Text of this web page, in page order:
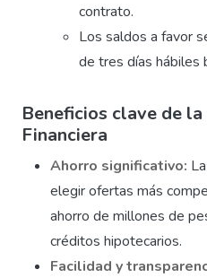
contrato.
Los saldos a favor
de tres días hábiles
Beneficios clave de
Financiera
Ahorro significativo:
elegir ofertas más
ahorro de millones de
créditos hipotecarios.
Facilidad y